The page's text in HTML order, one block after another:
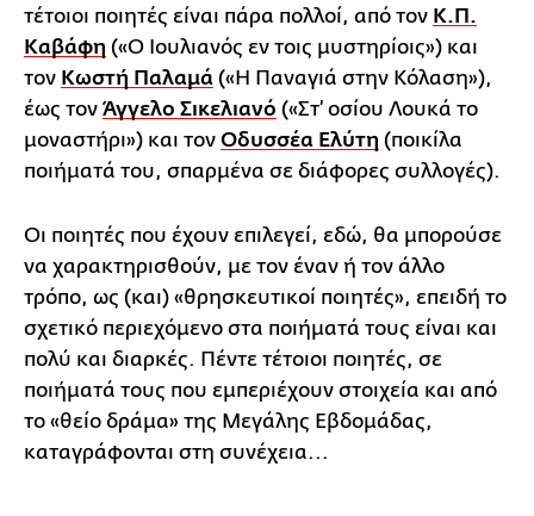
τέτοιοι ποιητές είναι πάρα πολλοί, από τον Κ.Π.
Καβάφη («Ο Ιουλιανός εν τοις μυστηρίοις») και
τον Κωστή Παλαμά («Η Παναγιά στην Κόλαση»),
έως τον Άγγελο Σικελιανό («Στ’ οσίου Λουκά το
μοναστήρι») και τον Οδυσσέα Ελύτη (ποικίλα
ποιήματά του, σπαρμένα σε διάφορες συλλογές).
Οι ποιητές που έχουν επιλεγεί, εδώ, θα μπορούσε
να χαρακτηρισθούν, με τον έναν ή τον άλλο
τρόπο, ως (και) «θρησκευτικοί ποιητές», επειδή το
σχετικό περιεχόμενο στα ποιήματά τους είναι και
πολύ και διαρκές. Πέντε τέτοιοι ποιητές, σε
ποιήματά τους που εμπεριέχουν στοιχεία και από
το «θείο δράμα» της Μεγάλης Εβδομάδας,
καταγράφονται στη συνέχεια...